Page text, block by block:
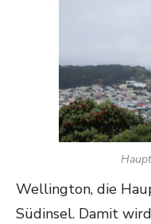
Wellington, die
Südinsel. Damit